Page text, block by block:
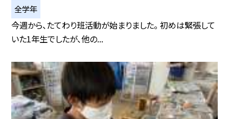
全学年
今週から、たてわり班活動が始まりました。 初めは緊張して
いた1年生でしたが、他の...